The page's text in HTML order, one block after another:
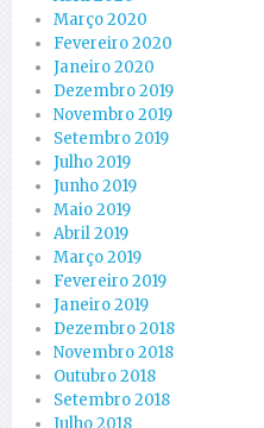
Março 2020
Fevereiro 2020
Janeiro 2020
Dezembro 2019
Novembro 2019
Setembro 2019
Julho 2019
Junho 2019
Maio 2019
Abril 2019
Março 2019
Fevereiro 2019
Janeiro 2019
Dezembro 2018
Novembro 2018
Outubro 2018
Setembro 2018